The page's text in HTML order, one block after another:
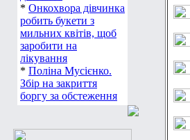
* Онкохвора дівчинка
робить букети з
мильних квітів, щоб
заробити на
лікування
* Поліна Мусієнко.
Збір на закриття
боргу за обстеження